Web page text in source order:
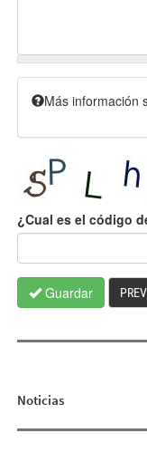
Más información
¿Cual es el código
Guardar
Noticias